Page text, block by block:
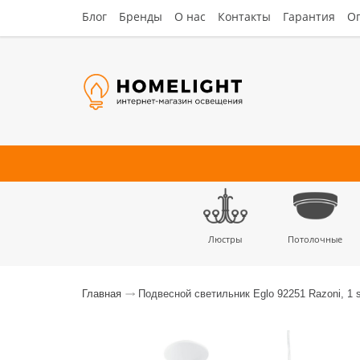
Блог Бренды О нас Контакты Гарантия
Люстры Потолочные
Главная Подвесной светильник Eglo 92251 Razoni, 1